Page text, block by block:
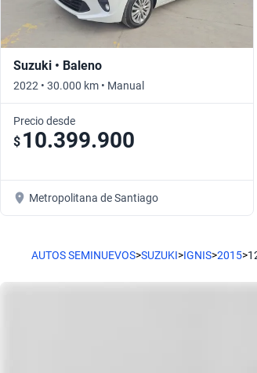
Suzuki • Baleno
2022 • 30.000 km • Manual
Precio desde
$ 10.399.900
Metropolitana de Santiago
AUTOS SEMINUEVOS>SUZUKI>IGNIS>2015>